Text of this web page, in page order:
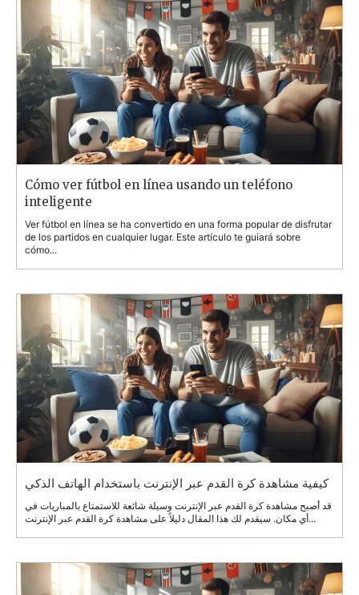
Cómo ver fútbol en línea usando un teléfono
inteligente
Ver fútbol en línea se ha convertido en una forma popular de disfrutar
de los partidos en cualquier lugar. Este artículo te guiará sobre
cómo...
كيفية مشاهدة كرة القدم عبر الإنترنت باستخدام الهاتف الذكي
قد أصبح مشاهدة كرة القدم عبر الإنترنت وسيلة شائعة للاستمتاع بالمباريات في
أي مكان. سيقدم لك هذا المقال دليلاً على مشاهدة كرة القدم عبر الإنترنت...